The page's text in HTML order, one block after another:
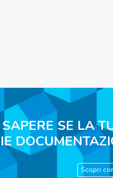
SE LA
Scopri